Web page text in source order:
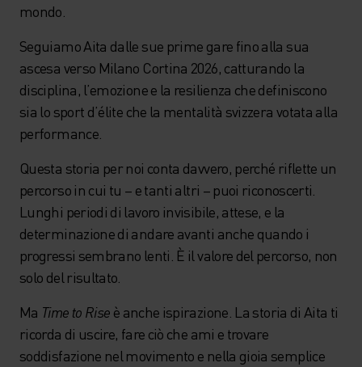
mondo.
Seguiamo Aita dalle sue prime gare fino alla sua
ascesa verso Milano Cortina 2026, catturando la
disciplina, l’emozione e la resilienza che definiscono
sia lo sport d’élite che la mentalità svizzera votata alla
performance.
Questa storia per noi conta davvero, perché riflette un
percorso in cui tu – e tanti altri – puoi riconoscerti.
Lunghi periodi di lavoro invisibile, attese, e la
determinazione di andare avanti anche quando i
progressi sembrano lenti. È il valore del percorso, non
solo del risultato.
Ma Time to Rise è anche ispirazione. La storia di Aita ti
ricorda di uscire, fare ciò che ami e trovare
soddisfazione nel movimento e nella gioia semplice